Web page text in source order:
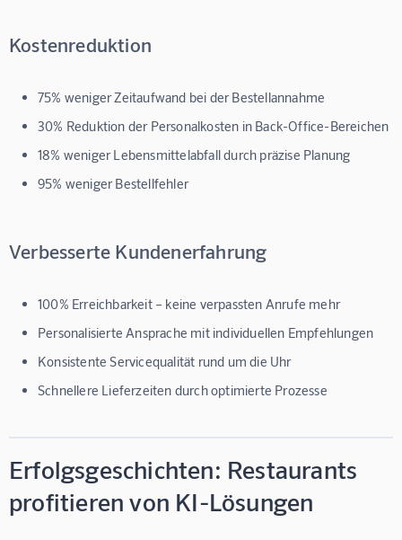
Kostenreduktion
75% weniger Zeitaufwand bei der Bestellannahme
30% Reduktion der Personalkosten in Back-Office-Bereichen
18% weniger Lebensmittelabfalldurch präzise Planung
95% weniger Bestellfehler
Verbesserte Kundenerfahrung
100% Erreichbarkeit– keine verpassten Anrufe mehr
Personalisierte Ansprache mit individuellen Empfehlungen
Konsistente Servicequalität rund um die Uhr
Schnellere Lieferzeiten durch optimierte Prozesse
Erfolgsgeschichten: Restaurants
profitieren von KI-Lösungen